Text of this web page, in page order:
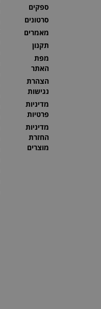
ספקים
סרטונים
מאמרים
תקנון
מפת
האתר
הצהרת
נגישות
מדיניות
פרטיות
מדיניות
החזרת
מוצרים